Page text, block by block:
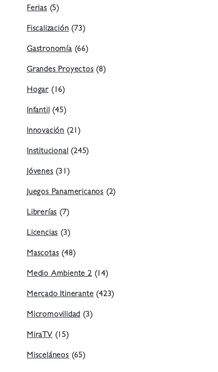
Ferias (5)
Fiscalización (73)
Gastronomía(66)
Grandes Proyectos (8)
Hogar (16)
Infantil (45)
Innovación (21)
Institucional (245)
Jóvenes (31)
Juegos Panamericanos (2)
Librerías (7)
Licencias (3)
Mascotas (48)
Medio Ambiente 2(14)
Mercado Itinerante (423)
Micromovilidad (3)
MiraTV (15)
Misceláneos (65)